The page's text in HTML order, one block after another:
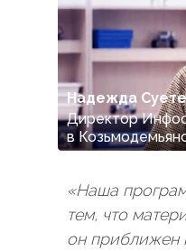
Надежда
Директор
в
«Наша
тем, что
он приближен